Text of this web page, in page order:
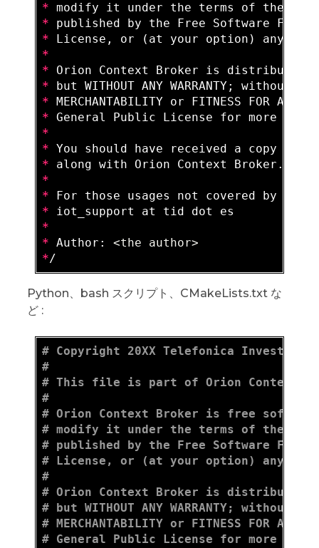
*
*
*
*
*
*
*
*
*
*
*
*
*
*
*
* Author: <the author>
*
Python、bash スクリプト、CMakeLists.txt な
ど :
# Copyright 20XX Telefonica
#
# This file is part of Orion Context
#
# Orion Context Broker is free
# modify it under the terms of the
# published by the Free Software
# License, or (at your option) any
#
# Orion Context Broker is
# but WITHOUT ANY WARRANTY;
# MERCHANTABILITY or FITNESS FOR A
# General Public License for more